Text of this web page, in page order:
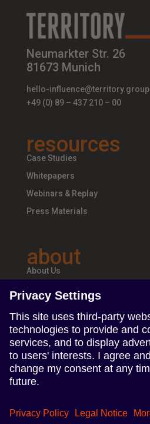
Neumarkter Str. 26
81673 Munich
hello-influence@territory.group
+49 (0) 89 – 437 210 – 00
resources
Case Studies
Whitepapers
Webinars & Replay
Press Materials
about
About Us
Teams & Offices
follow us
Follow us on Linkedin
Follow us on Instagram